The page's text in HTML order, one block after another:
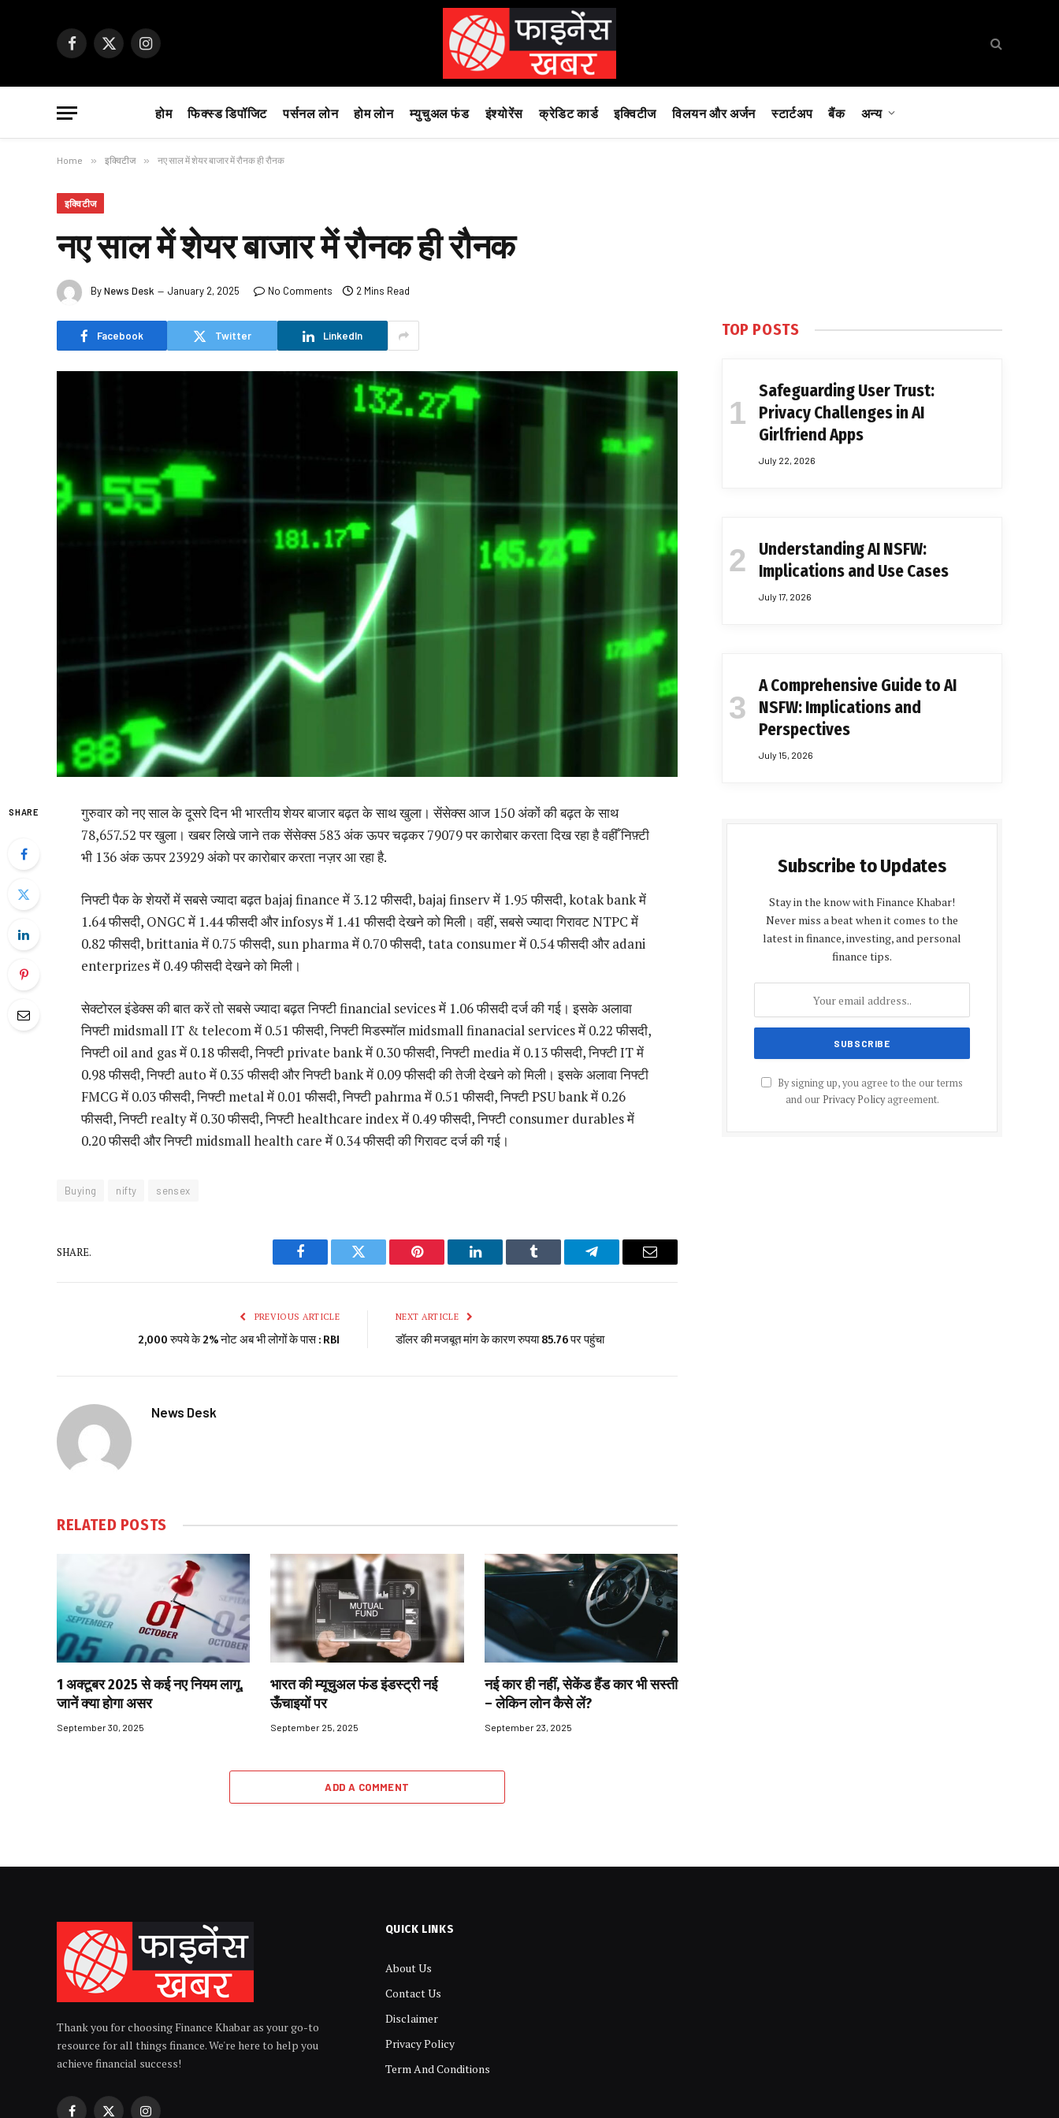
Facebook
X
Instagram
होम फिक्स्ड डिपॉजिट पर्सनल लोन होम लोन म्युचुअल फंड इंश्योरेंस क्रेडिट कार्ड इक्विटीज विलयन और अर्जन स्टार्टअप बैंक अन्य
Home » इक्विटीज » नए साल में शेयर बाजार में रौनक ही रौनक
इक्विटीज
नए साल में शेयर बाजार में रौनक ही रौनक
ByNews Desk January 2, 2025 No Comments 2 Mins Read
Facebook Twitter LinkedIn
SHARE
गुरुवार को नए साल के दूसरे दिन भी भारतीय शेयर बाजार बढ़त के साथ खुला। सेंसेक्स आज 150 अंकों की बढ़त के साथ
78,657.52 पर खुला। खबर लिखे जाने तक सेंसेक्स 583 अंक ऊपर चढ़कर 79079 पर कारोबार करता दिख रहा है वहीँ निफ़्टी
भी 136 अंक ऊपर 23929 अंको पर कारोबार करता नज़र आ रहा है.
निफ्टी पैक के शेयरों में सबसे ज्यादा बढ़त bajaj finance में 3.12 फीसदी, bajaj finserv में 1.95 फीसदी, kotak bank में
1.64 फीसदी, ONGC में 1.44 फीसदी और infosys में 1.41 फीसदी देखने को मिली। वहीं, सबसे ज्यादा गिरावट NTPC में
0.82 फीसदी, brittania में 0.75 फीसदी, sun pharma में 0.70 फीसदी, tata consumer में 0.54 फीसदी और adani
enterprizes में 0.49 फीसदी देखने को मिली।
सेक्टोरल इंडेक्स की बात करें तो सबसे ज्यादा बढ़त निफ्टी financial sevices में 1.06 फीसदी दर्ज की गई। इसके अलावा
निफ्टी midsmall IT & telecom में 0.51 फीसदी, निफ्टी मिडस्मॉल midsmall finanacial services में 0.22 फीसदी,
निफ्टी oil and gas में 0.18 फीसदी, निफ्टी private bank में 0.30 फीसदी, निफ्टी media में 0.13 फीसदी, निफ्टी IT में
0.98 फीसदी, निफ्टी auto में 0.35 फीसदी और निफ्टी bank में 0.09 फीसदी की तेजी देखने को मिली। इसके अलावा निफ्टी
FMCG में 0.03 फीसदी, निफ्टी metal में 0.01 फीसदी, निफ्टी pahrma में 0.51 फीसदी, निफ्टी PSU bank में 0.26
फीसदी, निफ्टी realty में 0.30 फीसदी, निफ्टी healthcare index में 0.49 फीसदी, निफ्टी consumer durables में
0.20 फीसदी और निफ्टी midsmall health care में 0.34 फीसदी की गिरावट दर्ज की गई।
Buying nifty sensex
SHARE.
Facebook Twitter Pinterest LinkedIn Tumblr Telegram Email
PREVIOUS ARTICLE
2,000 रुपये के 2% नोट अब भी लोगों के पास : RBI
NEXT ARTICLE
डॉलर की मजबूत मांग के कारण रुपया 85.76 पर पहुंचा
News Desk
RELATED POSTS
1 अक्टूबर 2025 से कई नए नियम लागू,
जानें क्या होगा असर
September 30, 2025
भारत की म्यूचुअल फंड इंडस्ट्री नई
ऊँचाइयों पर
September 25, 2025
नई कार ही नहीं, सेकेंड हैंड कार भी सस्ती
– लेकिन लोन कैसे लें?
September 23, 2025
ADD A COMMENT
TOP POSTS
Safeguarding User Trust:
Privacy Challenges in AI
Girlfriend Apps
July 22, 2026
Understanding AI NSFW:
Implications and Use Cases
July 17, 2026
A Comprehensive Guide to AI
NSFW: Implications and
Perspectives
July 15, 2026
Subscribe to Updates
Stay in the know with Finance Khabar!
Never miss a beat when it comes to the
latest in finance, investing, and personal
finance tips.
By signing up, you agree to the our terms
and our Privacy Policyagreement.
Thank you for choosing Finance Khabar as your go-to
resource for all things finance. We're here to help you
achieve financial success!
QUICK LINKS
About Us
Contact Us
Disclaimer
Privacy Policy
Term And Conditions